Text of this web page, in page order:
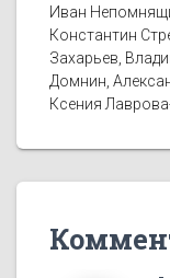
Иван
Константин
Захарьев,
Домнин,
Ксения